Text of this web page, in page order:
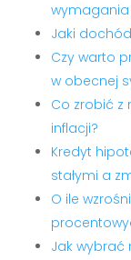
Jaki
Czy warto
w obecnej
Co zrobić z
inflacji?
Kredyt
stałymi a
O ile
Jak wybrać